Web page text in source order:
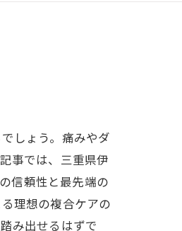
しょう。痛みやダ
事では、三重県伊
信頼性と最先端の
理想の複合ケアの
み出せるはずで